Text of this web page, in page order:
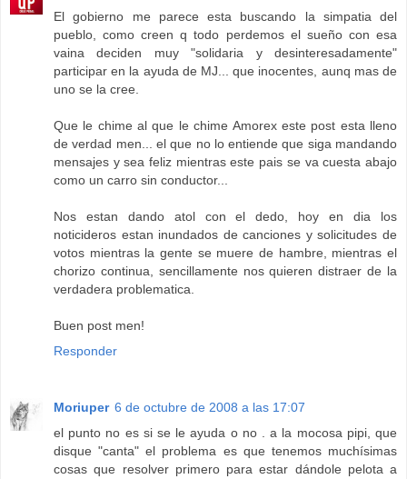
El gobierno me parece esta buscando la simpatia del
pueblo, como creen q todo perdemos el sueño con esa
vaina deciden muy "solidaria y desinteresadamente"
participar en la ayuda de MJ... que inocentes, aunq mas de
uno se la cree.
Que le chime al que le chime Amorex este post esta lleno
de verdad men... el que no lo entiende que siga mandando
mensajes y sea feliz mientras este pais se va cuesta abajo
como un carro sin conductor...
Nos estan dando atol con el dedo, hoy en dia los
noticideros estan inundados de canciones y solicitudes de
votos mientras la gente se muere de hambre, mientras el
chorizo continua, sencillamente nos quieren distraer de la
verdadera problematica.
Buen post men!
Responder
Moriuper 6 de octubre de 2008 a las 17:07
el punto no es si se le ayuda o no . a la mocosa pipi, que
disque "canta" el problema es que tenemos muchísimas
cosas que resolver primero para estar dándole pelota a